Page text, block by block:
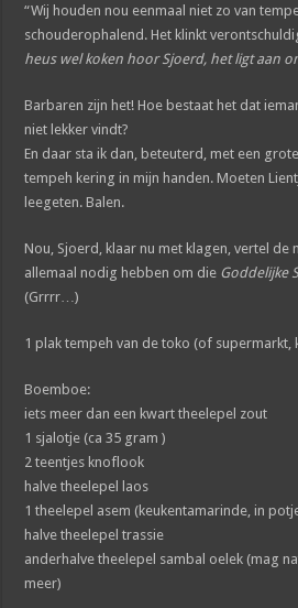
“Wij houden nou eenmaal niet zo van
schouderophalend. Het klinkt
heus wel koken hoor Sjoerd, het ligt aan
Barbaren zijn het! Hoe bestaat het dat
niet lekker vindt?
En daar sta ik dan, beteuterd, met een
tempeh kering in mijn handen. Moeten
leegeten. Balen.
Nou, Sjoerd, klaar nu met klagen, vertel de
allemaal nodig hebben om die Goddelijke
(Grrrr…)
1 plak tempeh van de toko (of supermarkt,
Boemboe:
iets meer dan een kwart theelepel zout
1 sjalotje (ca 35 gram )
2 teentjes knoflook
halve theelepel laos
1 theelepel asem (keukentamarinde, in
halve theelepel trassie
anderhalve theelepel sambal oelek (mag
meer)